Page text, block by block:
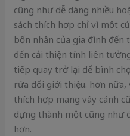
cũng như dễ dàng nhiều
sách thích hợp chỉ vì một
bốn nhân của gia đình
đến cải thiện tính liên
tiếp quay trở lại để bình
rứa đổi giới thiệu. hơn nữa,
thích hợp mang vây cánh
dựng thành một cũng như
hơn.